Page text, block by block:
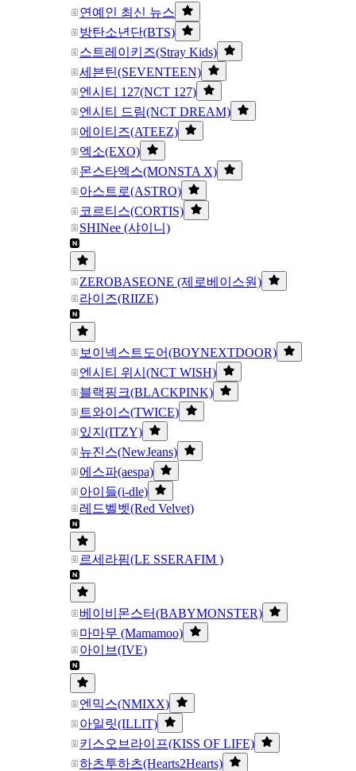
연예인 최신 뉴스
방탄소년단(BTS)
스트레이키즈(Stray Kids)
세븐틴(SEVENTEEN)
엔시티 127(NCT 127)
엔시티 드림(NCT DREAM)
에이티즈(ATEEZ)
엑소(EXO)
몬스타엑스(MONSTA X)
아스트로(ASTRO)
코르티스(CORTIS)
SHINee (샤이니)
ZEROBASEONE (제로베이스원)
라이즈(RIIZE)
보이넥스트도어(BOYNEXTDOOR)
엔시티 위시(NCT WISH)
블랙핑크(BLACKPINK)
트와이스(TWICE)
있지(ITZY)
뉴진스(NewJeans)
에스파(aespa)
아이들(i-dle)
레드벨벳(Red Velvet)
르세라핌(LE SSERAFIM )
베이비몬스터(BABYMONSTER)
마마무 (Mamamoo)
아이브(IVE)
엔믹스(NMIXX)
아일릿(ILLIT)
키스오브라이프(KISS OF LIFE)
하츠투하츠(Hearts2Hearts)